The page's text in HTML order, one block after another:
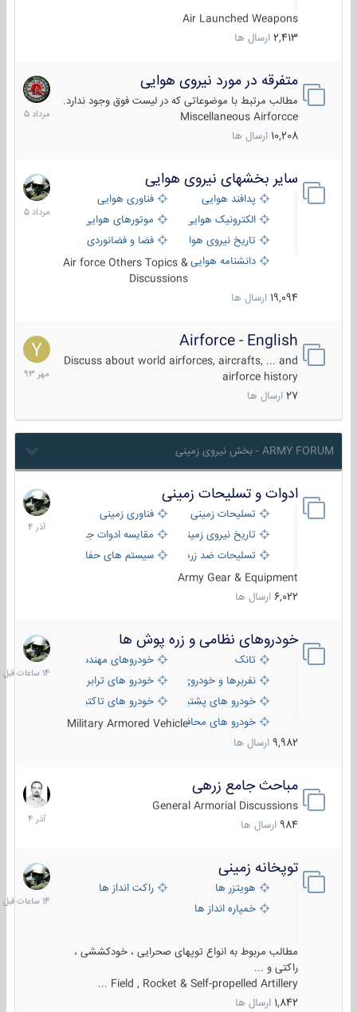
Air Launched Weapons
2,413 ارسال ها
متفرقه در مورد نیروی هوایی
مطالب مرتبط با موضوعاتی که در لیست فوق وجود ندارد.
Miscellaneous Airforcce
10,208 ارسال ها
7
مرداد
1405
سایر بخشهای نیروی هوایی
پدافند هوایی
فناوری هوایی
الکترونیک هوایی
موتورهای هوایی
تاریخ نیروی هوایی
فضا و فضانوردی
دانشنامه هواییAir force Others Topics &
Discussions
19,094 ارسال ها
2
مرداد
1405
Airforce - English
Discuss about world airforces, aircrafts, ... and
airforce history
27 ارسال ها
15
مهر
1393
ARMY FORUM - بخش نیروی زمینی
ادوات و تسلیحات زمینی
تسلیحات زمینی
فناوری زمینی
تاریخ نیروی زمینی
مقایسه ادوات جنگی
تسلیحات ضد زره
سیستم های حفاظت فعال
Army Gear & Equipment
6,022 ارسال ها
21
آذر
1404
خودروهای نظامی و زره پوش ها
تانک
خودروهای مهندسی
نفربرها و خودروی های رزمی پیاده نظام
خودرو های ترابری نظامی
خودرو های پشتیبانی آتش ، شناسایی و ضد تانک
خودرو های تاکتیکی نظامی
خودرو های محافظت شدهMilitary Armored Vehicle
9,982 ارسال ها
14
ساعات
قبل
مباحث جامع زرهی
General Armorial Discussions
984 ارسال ها
7
آذر
1404
توپخانه زمینی
هویتزر ها
راکت انداز ها
خمپاره انداز ها
مطالب مربوط به انواع توپهای صحرایی ، خودکششی ،
راکتی و ...
Field , Rocket & Self-propelled Artillery ...
1,842 ارسال ها
14
ساعات
قبل